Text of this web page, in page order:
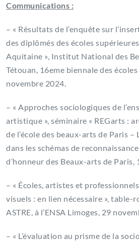
Communications :
– « Résultats de l’enquête sur
des diplômés des écoles
Aquitaine », Institut National des
Tétouan, 16eme biennale des
novembre 2024.
– « Approches sociologiques de
artistique », séminaire « REGarts :
de l’école des beaux-arts de Paris –
dans les schémas de
d’honneur des Beaux-arts de Paris,
– « Écoles, artistes et
visuels : en lien nécessaire », table-
ASTRE, à l’ENSA Limoges, 29
– « L’évaluation au prisme de la